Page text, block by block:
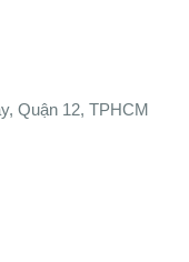
Quận 12, TPHCM